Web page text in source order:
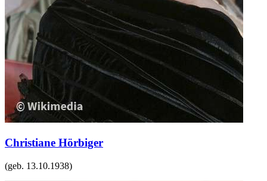
Christiane Hörbiger
(geb. 13.10.1938)